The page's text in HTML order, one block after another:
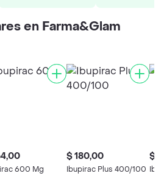
en Farma&Glam
600 Mg
$ 180,00
Ibupirac Plus 400/100
$